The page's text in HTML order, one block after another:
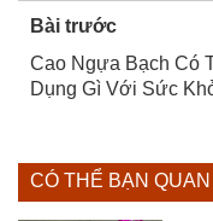
Bài trước
Cao Ngựa Bạch Có
Dụng Gì Với Sức
CÓ THỂ BẠN QUAN